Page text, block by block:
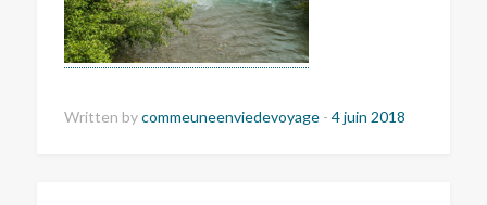
Written bycommeuneenviedevoyage - 4 juin 2018